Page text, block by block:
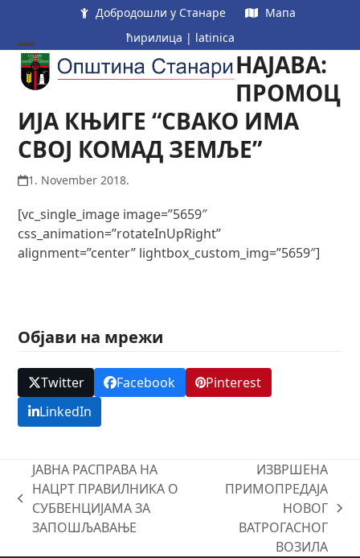
content
Добродошли у Станаре
Мапа
ћирилица | latinica
Open
mobile
menu
Close
mobile
menu
НАЈАВА:
ПРОМОЦ
ИЈА КЊИГЕ “СВАКО ИМА
СВОЈ КОМАД ЗЕМЉЕ”
1. November 2018.
[vc_single_image image=”5659″
css_animation=”rotateInUpRight”
alignment=”center” lightbox_custom_img=”5659″]
Објави на мрежи
Twitter Facebook
Pinterest
LinkedIn
previous
post:
ЈАВНА РАСПРАВА НА
НАЦРТ ПРАВИЛНИКА О
СУБВЕНЦИЈАМА ЗА
ЗАПОШЉАВАЊЕ
post:
ИЗВРШЕНА
ПРИМОПРЕДАЈА
НОВОГ
ВАТРОГАСНОГ
ВОЗИЛА